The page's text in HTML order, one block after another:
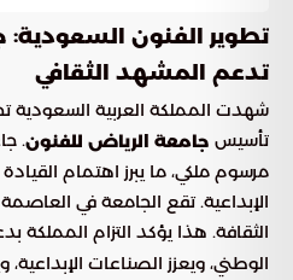
تطوير الفنون السعودية:
تدعم المشهد الثقافي
شهدت المملكة العربية السعودية
تأسيس جامعة الرياض للفنون.
مرسوم ملكي، ما يبرز اهتمام
الإبداعية. تقع الجامعة في
الثقافة. هذا يؤكد التزام المملكة
الوطني، ويعزز الصناعات